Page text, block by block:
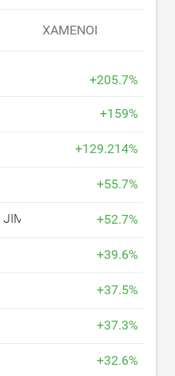
ΧΑΜΈΝΟΙ
+205.7%
+159%
+129.214%
+55.7%
JIMOTHY +52.7%
+39.6%
+37.5%
+37.3%
+32.6%